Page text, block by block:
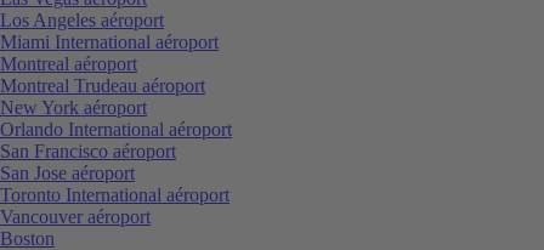
Los Angeles aéroport
Miami International aéroport
Montreal aéroport
Montreal Trudeau aéroport
New York aéroport
Orlando International aéroport
San Francisco aéroport
San Jose aéroport
Toronto International aéroport
Vancouver aéroport
Boston